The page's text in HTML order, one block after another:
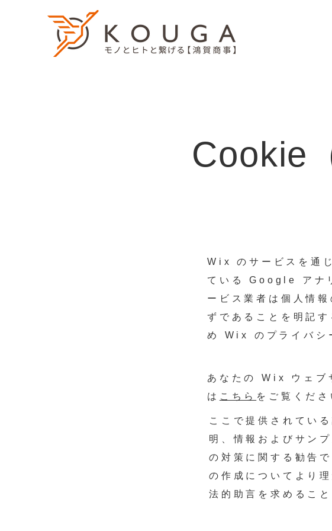
Cookie
Wix のサービスを通
ている Google アナ
ービス業者は個人情
ずであることを明記
め Wix のプライバシ
あなたの Wix ウェブ
は こちら をご覧くださ
ここで提供されてい
明、情報およびサン
の対策に関する勧告
の作成についてより
法的助言を求めるこ